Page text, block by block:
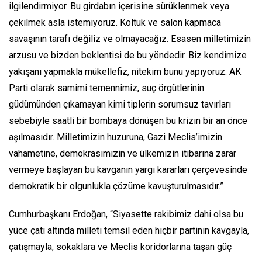
ilgilendirmiyor. Bu girdabın içerisine sürüklenmek veya
çekilmek asla istemiyoruz. Koltuk ve salon kapmaca
savaşının tarafı değiliz ve olmayacağız. Esasen milletimizin
arzusu ve bizden beklentisi de bu yöndedir. Biz kendimize
yakışanı yapmakla mükellefiz, nitekim bunu yapıyoruz. AK
Parti olarak samimi temennimiz, suç örgütlerinin
güdümünden çıkamayan kimi tiplerin sorumsuz tavırları
sebebiyle saatli bir bombaya dönüşen bu krizin bir an önce
aşılmasıdır. Milletimizin huzuruna, Gazi Meclis’imizin
vahametine, demokrasimizin ve ülkemizin itibarına zarar
vermeye başlayan bu kavganın yargı kararları çerçevesinde
demokratik bir olgunlukla çözüme kavuşturulmasıdır.”
Cumhurbaşkanı Erdoğan, “Siyasette rakibimiz dahi olsa bu
yüce çatı altında milleti temsil eden hiçbir partinin kavgayla,
çatışmayla, sokaklara ve Meclis koridorlarına taşan güç